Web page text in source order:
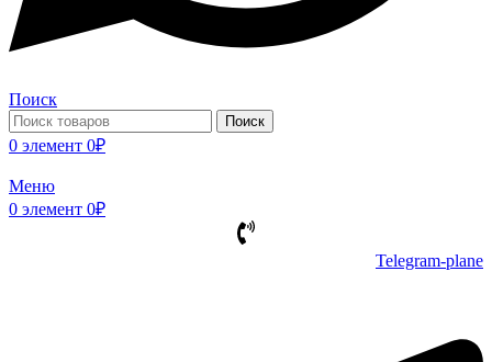
Поиск
Поиск
0 элемент 0₽
Меню
0 элемент 0₽
Telegram-plane